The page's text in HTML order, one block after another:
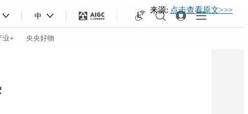
来源: 点击查看原文>>>